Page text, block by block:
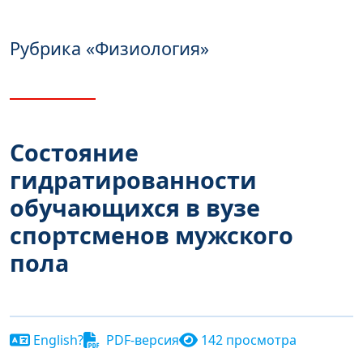
Рубрика «Физиология»
Состояние
гидратированности
обучающихся в вузе
спортсменов мужского
пола
English? PDF-версия 142 просмотра